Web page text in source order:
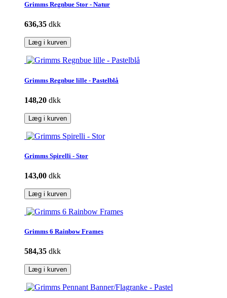
Grimms Regnbue Stor - Natur
636,35 dkk
Læg i kurven
Grimms Regnbue lille - Pastelblå
148,20 dkk
Læg i kurven
Grimms Spirelli - Stor
143,00 dkk
Læg i kurven
Grimms 6 Rainbow Frames
584,35 dkk
Læg i kurven